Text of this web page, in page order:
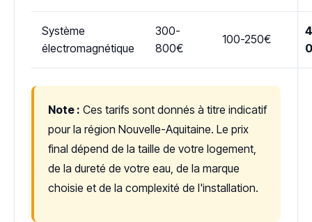
Système
électromagnétique
300-
800€
100-250€
Note : Ces tarifs sont donnés à titre indicatif
pour la région Nouvelle-Aquitaine. Le prix
final dépend de la taille de votre logement,
de la dureté de votre eau, de la marque
choisie et de la complexité de l'installation.